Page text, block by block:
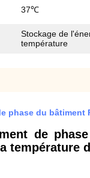
37℃
Stockage de
température
phase du
de
température